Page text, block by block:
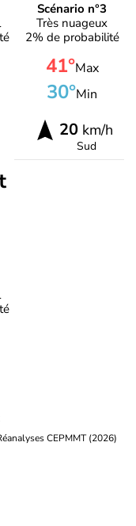
Scénario n°3
Très nuageux
2% de probabilité
41°Max
30°Min
20 km/h
Sud
CEPMMT (2026)